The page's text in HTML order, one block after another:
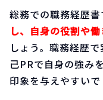
総務での職務経歴書
し、自身の役割や
しょう。職務経歴
己PRで自身の強み
印象を与えやすいで